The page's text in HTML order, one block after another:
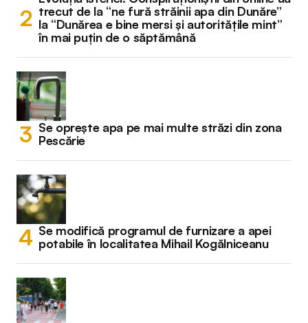
trecut de la “ne fură străinii apa din Dunăre”
la “Dunărea e bine mersi și autoritățile mint”
în mai puțin de o săptămână
Se oprește apa pe mai multe străzi din zona
Pescărie
Se modifică programul de furnizare a apei
potabile în localitatea Mihail Kogălniceanu